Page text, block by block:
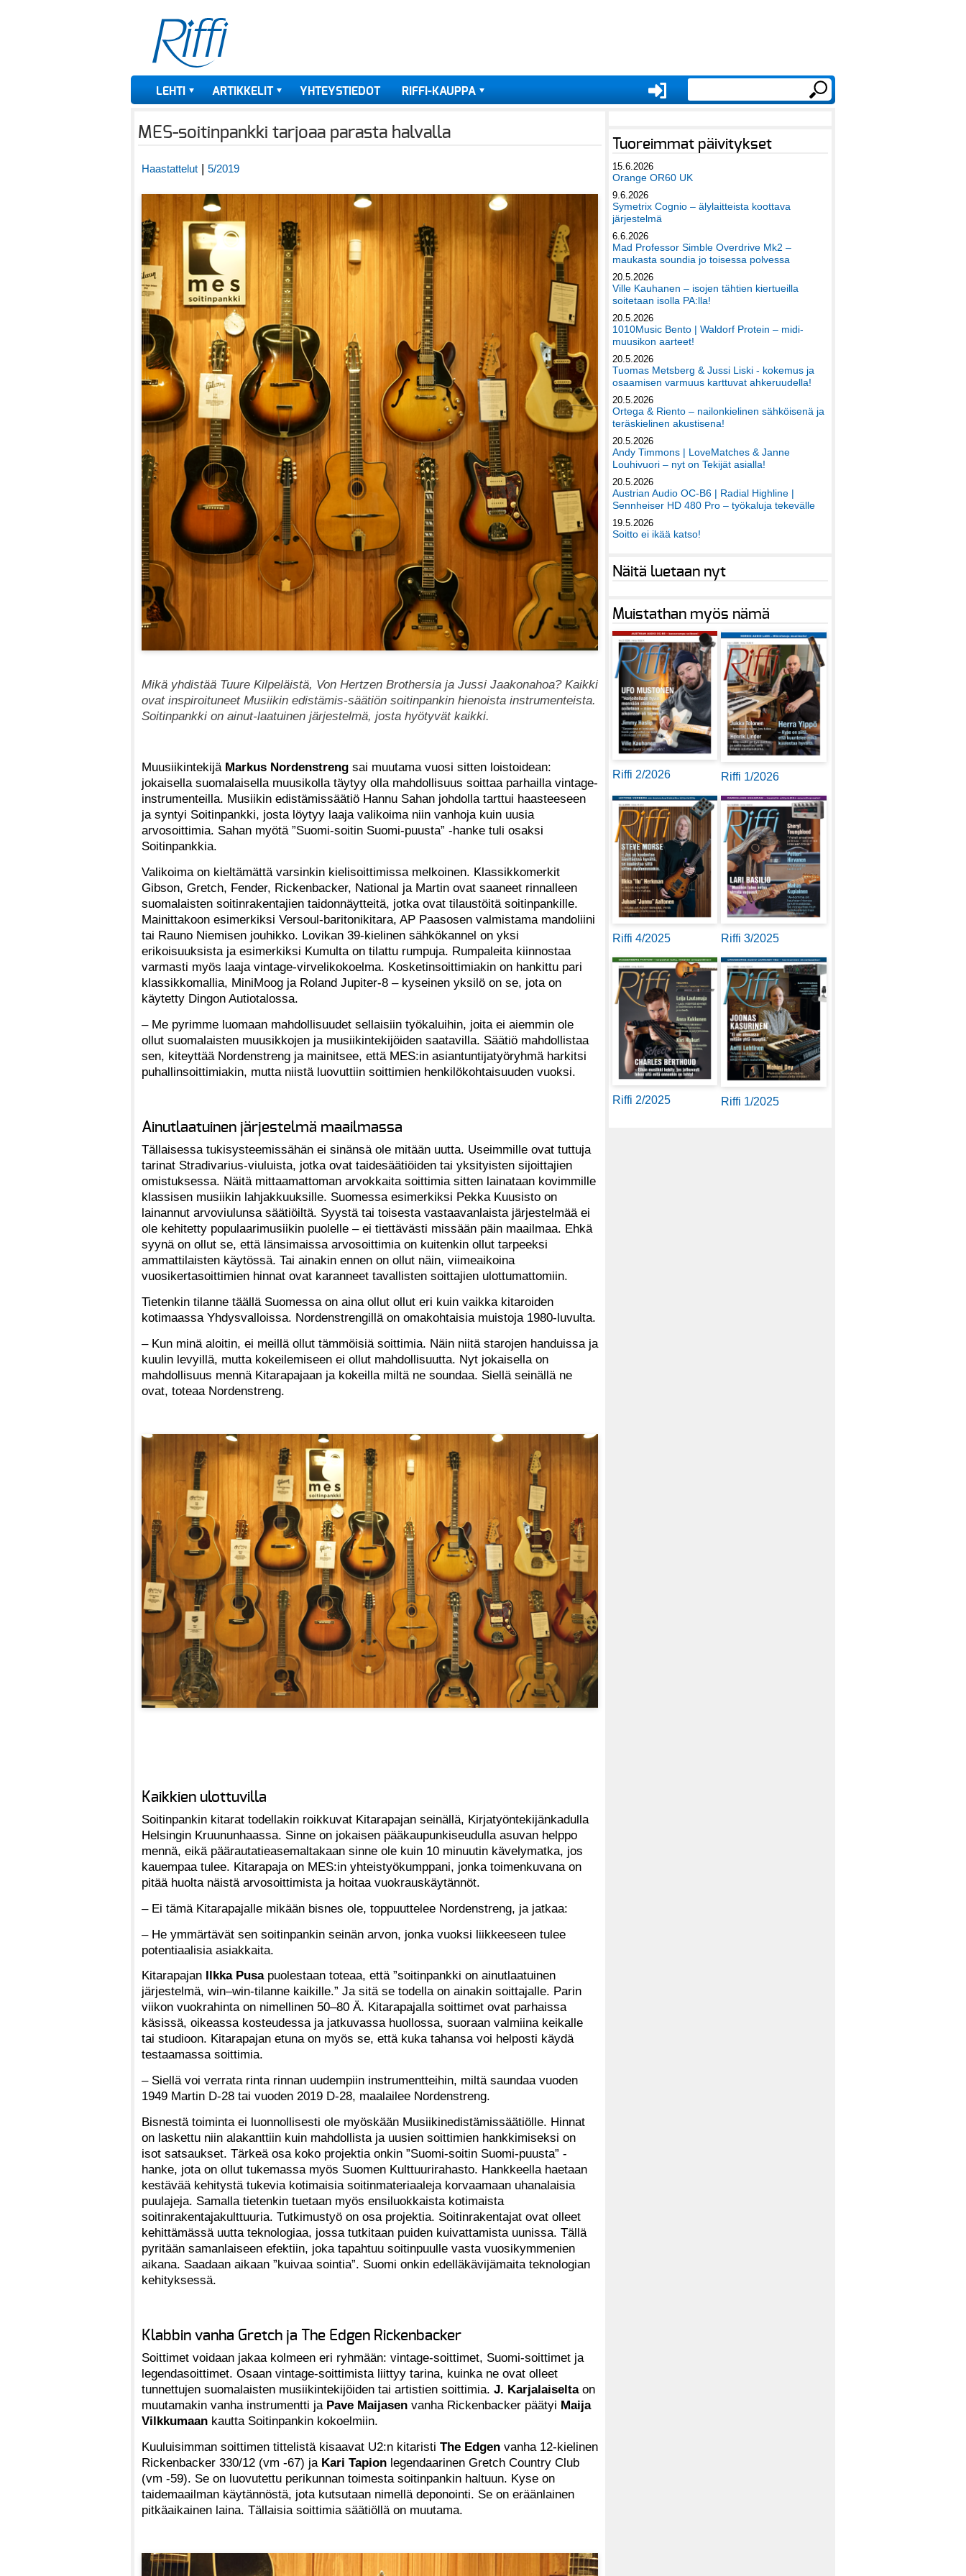
LEHTI ARTIKKELIT YHTEYSTIEDOT RIFFI-KAUPPA
MES-soitinpankki tarjoaa parasta halvalla
Haastattelut | 5/2019
Mikä yhdistää Tuure Kilpeläistä, Von Hertzen Brothersia ja Jussi Jaakonahoa? Kaikki
ovat inspiroituneet Musiikin edistämis-säätiön soitinpankin hienoista instrumenteista.
Soitinpankki on ainut-laatuinen järjestelmä, josta hyötyvät kaikki.
Muusiikintekijä Markus Nordenstreng sai muutama vuosi sitten loistoidean:
jokaisella suomalaisella muusikolla täytyy olla mahdollisuus soittaa parhailla vintage-
instrumenteilla. Musiikin edistämissäätiö Hannu Sahan johdolla tarttui haasteeseen
ja syntyi Soitinpankki, josta löytyy laaja valikoima niin vanhoja kuin uusia
arvosoittimia. Sahan myötä ”Suomi-soitin Suomi-puusta” -hanke tuli osaksi
Soitinpankkia.
Valikoima on kieltämättä varsinkin kielisoittimissa melkoinen. Klassikkomerkit
Gibson, Gretch, Fender, Rickenbacker, National ja Martin ovat saaneet rinnalleen
suomalaisten soitinrakentajien taidonnäytteitä, jotka ovat tilaustöitä soitinpankille.
Mainittakoon esimerkiksi Versoul-baritonikitara, AP Paasosen valmistama mandoliini
tai Rauno Niemisen jouhikko. Lovikan 39-kielinen sähkökannel on yksi
erikoisuuksista ja esimerkiksi Kumulta on tilattu rumpuja. Rumpaleita kiinnostaa
varmasti myös laaja vintage-virvelikokoelma. Kosketinsoittimiakin on hankittu pari
klassikkomallia, MiniMoog ja Roland Jupiter-8 – kyseinen yksilö on se, jota on
käytetty Dingon Autiotalossa.
– Me pyrimme luomaan mahdollisuudet sellaisiin työkaluihin, joita ei aiemmin ole
ollut suomalaisten muusikkojen ja musiikintekijöiden saatavilla. Säätiö mahdollistaa
sen, kiteyttää Nordenstreng ja mainitsee, että MES:in asiantuntijatyöryhmä harkitsi
puhallinsoittimiakin, mutta niistä luovuttiin soittimien henkilökohtaisuuden vuoksi.
Ainutlaatuinen järjestelmä maailmassa
Tällaisessa tukisysteemissähän ei sinänsä ole mitään uutta. Useimmille ovat tuttuja
tarinat Stradivarius-viuluista, jotka ovat taidesäätiöiden tai yksityisten sijoittajien
omistuksessa. Näitä mittaamattoman arvokkaita soittimia sitten lainataan kovimmille
klassisen musiikin lahjakkuuksille. Suomessa esimerkiksi Pekka Kuusisto on
lainannut arvoviulunsa säätiöiltä. Syystä tai toisesta vastaavanlaista järjestelmää ei
ole kehitetty populaarimusiikin puolelle – ei tiettävästi missään päin maailmaa. Ehkä
syynä on ollut se, että länsimaissa arvosoittimia on kuitenkin ollut tarpeeksi
ammattilaisten käytössä. Tai ainakin ennen on ollut näin, viimeaikoina
vuosikertasoittimien hinnat ovat karanneet tavallisten soittajien ulottumattomiin.
Tietenkin tilanne täällä Suomessa on aina ollut ollut eri kuin vaikka kitaroiden
kotimaassa Yhdysvalloissa. Nordenstrengillä on omakohtaisia muistoja 1980-luvulta.
– Kun minä aloitin, ei meillä ollut tämmöisiä soittimia. Näin niitä starojen handuissa ja
kuulin levyillä, mutta kokeilemiseen ei ollut mahdollisuutta. Nyt jokaisella on
mahdollisuus mennä Kitarapajaan ja kokeilla miltä ne soundaa. Siellä seinällä ne
ovat, toteaa Nordenstreng.
Kaikkien ulottuvilla
Soitinpankin kitarat todellakin roikkuvat Kitarapajan seinällä, Kirjatyöntekijänkadulla
Helsingin Kruununhaassa. Sinne on jokaisen pääkaupunkiseudulla asuvan helppo
mennä, eikä päärautatieasemaltakaan sinne ole kuin 10 minuutin kävelymatka, jos
kauempaa tulee. Kitarapaja on MES:in yhteistyökumppani, jonka toimenkuvana on
pitää huolta näistä arvosoittimista ja hoitaa vuokrauskäytännöt.
– Ei tämä Kitarapajalle mikään bisnes ole, toppuuttelee Nordenstreng, ja jatkaa:
– He ymmärtävät sen soitinpankin seinän arvon, jonka vuoksi liikkeeseen tulee
potentiaalisia asiakkaita.
Kitarapajan Ilkka Pusapuolestaan toteaa, että ”soitinpankki on ainutlaatuinen
järjestelmä, win–win-tilanne kaikille.” Ja sitä se todella on ainakin soittajalle. Parin
viikon vuokrahinta on nimellinen 50–80 Ä. Kitarapajalla soittimet ovat parhaissa
käsissä, oikeassa kosteudessa ja jatkuvassa huollossa, suoraan valmiina keikalle
tai studioon. Kitarapajan etuna on myös se, että kuka tahansa voi helposti käydä
testaamassa soittimia.
– Siellä voi verrata rinta rinnan uudempiin instrumentteihin, miltä saundaa vuoden
1949 Martin D-28 tai vuoden 2019 D-28, maalailee Nordenstreng.
Bisnestä toiminta ei luonnollisesti ole myöskään Musiikinedistämissäätiölle. Hinnat
on laskettu niin alakanttiin kuin mahdollista ja uusien soittimien hankkimiseksi on
isot satsaukset. Tärkeä osa koko projektia onkin ”Suomi-soitin Suomi-puusta” -
hanke, jota on ollut tukemassa myös Suomen Kulttuurirahasto. Hankkeella haetaan
kestävää kehitystä tukevia kotimaisia soitinmateriaaleja korvaamaan uhanalaisia
puulajeja. Samalla tietenkin tuetaan myös ensiluokkaista kotimaista
soitinrakentajakulttuuria. Tutkimustyö on osa projektia. Soitinrakentajat ovat olleet
kehittämässä uutta teknologiaa, jossa tutkitaan puiden kuivattamista uunissa. Tällä
pyritään samanlaiseen efektiin, joka tapahtuu soitinpuulle vasta vuosikymmenien
aikana. Saadaan aikaan ”kuivaa sointia”. Suomi onkin edelläkävijämaita teknologian
kehityksessä.
Klabbin vanha Gretch ja The Edgen Rickenbacker
Soittimet voidaan jakaa kolmeen eri ryhmään: vintage-soittimet, Suomi-soittimet ja
legendasoittimet. Osaan vintage-soittimista liittyy tarina, kuinka ne ovat olleet
tunnettujen suomalaisten musiikintekijöiden tai artistien soittimia. J. Karjalaiseltaon
muutamakin vanha instrumentti ja Pave Maijasen vanha Rickenbacker päätyi Maija
Vilkkumaan kautta Soitinpankin kokoelmiin.
Kuuluisimman soittimen tittelistä kisaavat U2:n kitaristi The Edgen vanha 12-kielinen
Rickenbacker 330/12 (vm -67) ja Kari Tapion legendaarinen Gretch Country Club
(vm -59). Se on luovutettu perikunnan toimesta soitinpankin haltuun. Kyse on
taidemaailman käytännöstä, jota kutsutaan nimellä deponointi. Se on eräänlainen
pitkäaikainen laina. Tällaisia soittimia säätiöllä on muutama.
Tuoreimmat päivitykset
15.6.2026
Orange OR60 UK
9.6.2026
Symetrix Cognio – älylaitteista koottava
järjestelmä
6.6.2026
Mad Professor Simble Overdrive Mk2 –
maukasta soundia jo toisessa polvessa
20.5.2026
Ville Kauhanen – isojen tähtien kiertueilla
soitetaan isolla PA:lla!
20.5.2026
1010Music Bento | Waldorf Protein – midi-
muusikon aarteet!
20.5.2026
Tuomas Metsberg & Jussi Liski - kokemus ja
osaamisen varmuus karttuvat ahkeruudella!
20.5.2026
Ortega & Riento – nailonkielinen sähköisenä ja
teräskielinen akustisena!
20.5.2026
Andy Timmons | LoveMatches & Janne
Louhivuori – nyt on Tekijät asialla!
20.5.2026
Austrian Audio OC-B6 | Radial Highline |
Sennheiser HD 480 Pro – työkaluja tekevälle
19.5.2026
Soitto ei ikää katso!
Näitä luetaan nyt
Muistathan myös nämä
Riffi 2/2026 Riffi 1/2026
Riffi 4/2025 Riffi 3/2025
Riffi 2/2025 Riffi 1/2025